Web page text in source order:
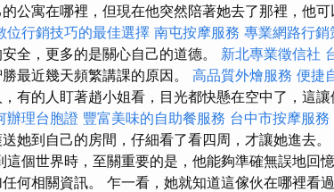
公寓在哪裡，但現在他突然陪著她去了那裡，他
位行銷技巧的最佳選擇 南屯按摩服務 專業網路行銷
全，更多的是關心自己的道德。 新北專業徵信社
最近幾天頻繁講課的原因。 高品質外燴服務 便捷
有的人盯著趙小姐看，目光都快懸在空中了，這
辦理台胞證 豐富美味的自助餐服務 台中市按摩服務
她到自己的房間，仔細看了看四周，才讓她進去
這個世界時，至關重要的是，他能夠準確無誤地回
何相關資訊。 乍一看，她就知道這傢伙在哪裡看